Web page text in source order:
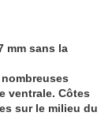
mm sans la
ventrale. Côtes
sur le milieu du